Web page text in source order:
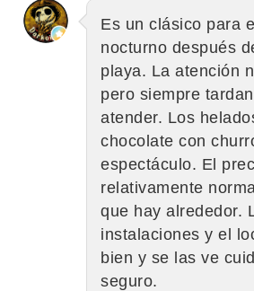
Es un clásico para
nocturno después
playa. La atención
pero siempre
atender. Los
chocolate con
espectáculo. El
relativamente
que hay alrededor.
instalaciones y el
bien y se las ve
seguro.